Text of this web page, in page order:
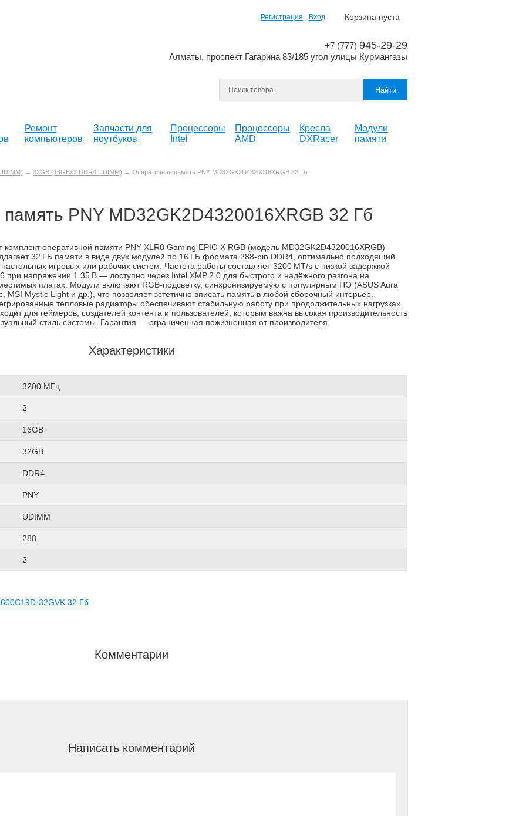
Корзина пуста
Регистрация Вход
+7 (777) 945-29-29
Алматы, проспект Гагарина 83/185 угол улицы Курмангазы
Ремонт
компьютеров
Запчасти для
ноутбуков
Процессоры
Intel
Процессоры
AMD
Кресла
DXRacer
Модули
памяти
→ 32GB (16GBx2 DDR4 UDIMM) → Оперативная память PNY MD32GK2D4320016XRGB 32 Гб
PNY MD32GK2D4320016XRGB 32 Гб
комплект оперативной памяти PNY XLR8 Gaming EPIC‑X RGB (модель MD32GK2D4320016XRGB)
32 ГБ памяти в виде двух модулей по 16 ГБ формата 288‑pin DDR4, оптимально подходящий
игровых или рабочих систем. Частота работы составляет 3200 MT/s с низкой задержкой
при напряжении 1.35 В — доступно через Intel XMP 2.0 для быстрого и надёжного разгона на
платах. Модули включают RGB-подсветку, синхронизируемую с популярным ПО (ASUS Aura
MSI Mystic Light и др.), что позволяет эстетично вписать память в любой сборочный интерьер.
тепловые радиаторы обеспечивают стабильную работу при продолжительных нагрузках.
для геймеров, создателей контента и пользователей, которым важна высокая производительность
стиль системы. Гарантия — ограниченная пожизненная от производителя.
Характеристики
3200 МГц
2
16GB
32GB
DDR4
PNY
UDIMM
288
2
32GVK 32 Гб
Комментарии
Написать комментарий